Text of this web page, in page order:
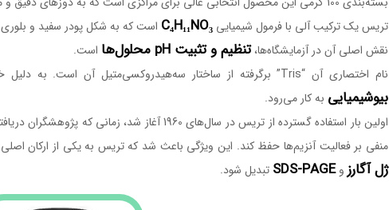
تریس یک ترکیب آلی با فرمول شیمیایی C₄H₁₁NO₃ است که به شکل پودر سفید و
نقش اصلی آن در آزمایشگاه‌ها،تنظیم و تثبیت pH محلول‌ها
است.
نام اختصاری آن “Tris” برگرفته از ساختار سه‌هیدروکسی‌متیل آن است. به دلیل خاصیت بافری، تریس به طور گسترده در تهیه
بیوشیمیایی به کار می‌رود.
منفی بر فعالیت آنزیم‌ها حفظ کند. این ویژگی باعث شد که تریس به یکی از ارکان
ژل آگارز وSDS-PAGE تبدیل شود.